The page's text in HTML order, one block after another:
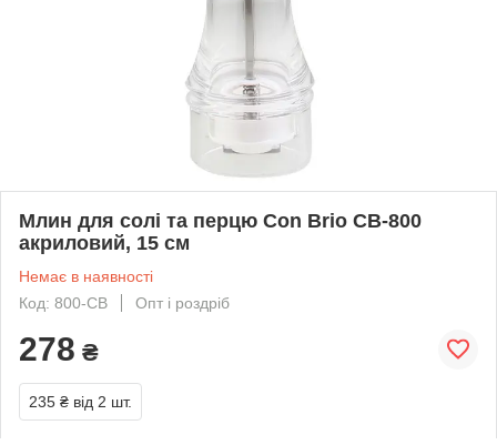
Млин для солі та перцю Con Brio CB-800
акриловий, 15 см
Немає в наявності
Код: 800-CB
Опт і роздріб
278 ₴
235 ₴ від 2 шт.